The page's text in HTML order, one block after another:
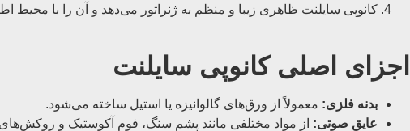
کانوپی سایلنت ظاهری زیبا و منظم به ژنراتور می‌دهد و آن را با محیط
اجزای اصلی کانوپی سایلنت
بدنه فلزی: معمولاً از ورق‌های گالوانیزه یا استیل ساخته می‌شود.
عایق صوتی: از مواد مختلفی مانند پشم سنگ، فوم آکوستیک و